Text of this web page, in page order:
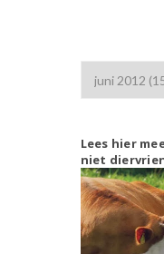
Lees hier
niet